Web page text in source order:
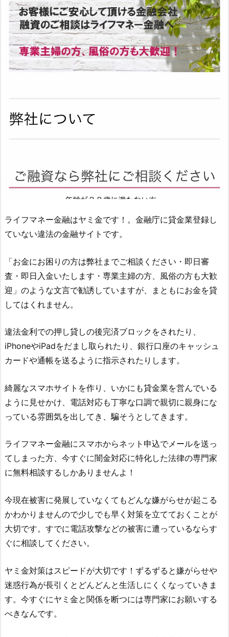
ライフマネー金融はヤミ金です！。金融庁に貸金業登録し
ていない違法の金融サイトです。
「お金にお困りの方は弊社までご相談ください・即日審
査・即日入金いたします・専業主婦の方、風俗の方も大歓
迎」のような文言 で勧誘していますが、まともにお金を貸
してはくれません。
違法金利での押し貸しの後完済ブロックをされたり、
iPhoneやiPadをだまし取られたり、銀行口座のキャッシュ
カードや通帳を送るように指示されたりします。
綺麗なスマホサイトを作り、いかにも貸金業を営んでいる
ように見せかけ、電話対応も丁寧な口調で親切に親身にな
っている雰囲気を出してき、騙そうとしてきます。
ライフマネー金融にスマホからネット申込でメールを送っ
てしまった方、今すぐに闇金対応に特化した法律の専門家
に無料相談するしかありませんよ！
今現在被害に発展していなくてもどんな嫌がらせが起こる
かわかりませんので少しでも早く対策を立てておくことが
大切です。すでに電話攻撃などの被害に遭っているならす
ぐに相談してください。
ヤミ金対策はスピードが大切です！ずるずると嫌がらせや
迷惑行為が長引くとどんどんと生活しにくくなっていきま
す。今すぐにヤミ金と関係を断つには専門家にお願いする
べきなんです。